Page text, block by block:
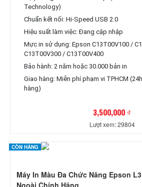
Technology)
Chuẩn kết nối: Hi-Speed USB 2.0
Hiệu suất làm việc: Đang cập nhập
Mực in sử dụng: Epson C13T00V100 /
C13T00V300 / C13T00V400
Bảo hành: 2 năm hoặc 30.000 bản in
Giao hàng: Miễn phí phạm vi TPHCM
hàng)
3,500,000 ₫
Lượt xem: 29804
CÒN HÀNG
Máy In Màu Đa Chức Năng Epson
Ngoài Chính Hãng